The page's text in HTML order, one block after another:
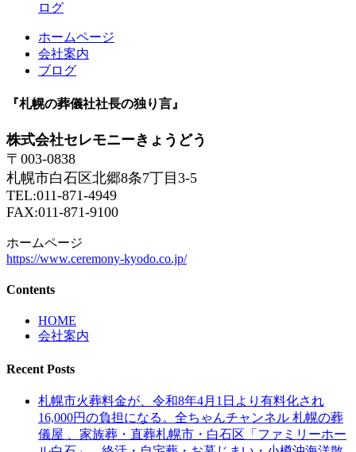
ログ
ホームページ
会社案内
ブログ
『札幌の葬儀社社長の独り言』
株式会社セレモニーきょうどう
〒003-0838
札幌市白石区北郷8条7丁目3-5
TEL:011-871-4949
FAX:011-871-9100
ホームページ
https://www.ceremony-kyodo.co.jp/
Contents
HOME
会社案内
Recent Posts
札幌市火葬料金が、令和8年4月1日より有料化され
16,000円の負担になる。全ちゃんチャンネル 札幌の葬
儀屋 、家族葬・直葬札幌市・白石区「ファミリーホー